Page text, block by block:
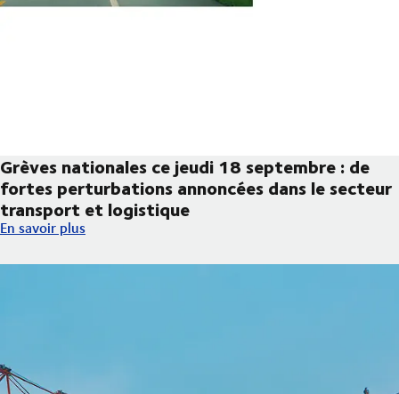
Grèves nationales ce jeudi 18 septembre : de
fortes perturbations annoncées dans le secteur
transport et logistique
Grèves nationales ce jeudi 18 septembre : de fortes
En savoir plus